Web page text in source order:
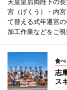
宮（げくう）・内
て替える式年遷宮
加工作業などをご視
食べ
志
ス